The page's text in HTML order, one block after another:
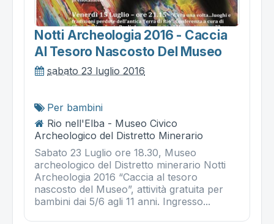
Notti Archeologia 2016 - Caccia
Al Tesoro Nascosto Del Museo
sabato 23 luglio 2016
Per bambini
Rio nell'Elba - Museo Civico
Archeologico del Distretto Minerario
Sabato 23 Luglio ore 18.30, Museo
archeologico del Distretto minerario Notti
Archeologia 2016 “Caccia al tesoro
nascosto del Museo”, attività gratuita per
bambini dai 5/6 agli 11 anni. Ingresso...